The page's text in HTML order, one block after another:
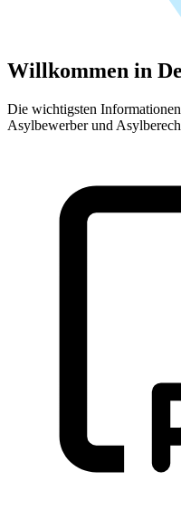
Willkommen in
Die wichtigsten
Asylbewerber und